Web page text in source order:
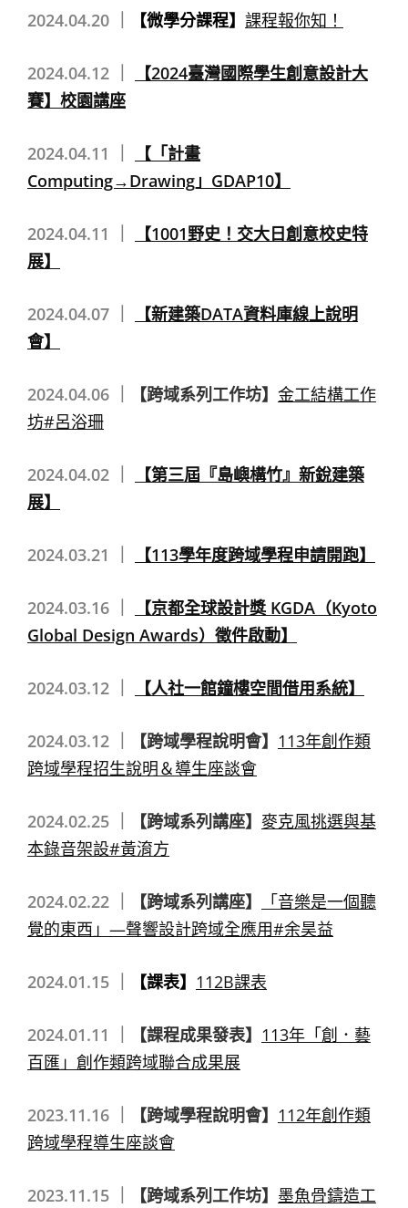
2024.04.20 ｜ 【微學分課程】 課程報你知！
2024.04.12 ｜
【2024臺灣國際學生創意設計大
賽】校園講座
2024.04.11 ｜
【「計畫
Computing→Drawing」GDAP10】
2024.04.11 ｜
【1001野史！交大日創意校史特
展】
2024.04.07 ｜
【新建築DATA資料庫線上說明
會】
2024.04.06 ｜ 【跨域系列工作坊】 金工結構工作
坊#呂浴珊
2024.04.02 ｜
【第三屆『島嶼構竹』新銳建築
展】
2024.03.21 ｜ 【113學年度跨域學程申請開跑】
2024.03.16 ｜
【京都全球設計獎 KGDA（Kyoto
Global Design Awards）徵件啟動】
2024.03.12 ｜ 【人社一館鐘樓空間借用系統】
2024.03.12 ｜ 【跨域學程說明會】 113年創作類
跨域學程招生說明＆導生座談會
2024.02.25 ｜ 【跨域系列講座】 麥克風挑選與基
本錄音架設#黃淯方
2024.02.22 ｜ 【跨域系列講座】
「音樂是一個聽
覺的東西」—聲響設計跨域全應用#余昊益
2024.01.15 ｜ 【課表】 112B課表
2024.01.11 ｜ 【課程成果發表】 113年「創．藝
百匯」創作類跨域聯合成果展
2023.11.16 ｜ 【跨域學程說明會】 112年創作類
跨域學程導生座談會
2023.11.15 ｜ 【跨域系列工作坊】 墨魚骨鑄造工